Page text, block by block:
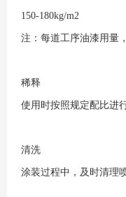
150-180kg/m2
注：每道工序油漆用量
使用时按照规定配比进
涂装过程中，及时清理